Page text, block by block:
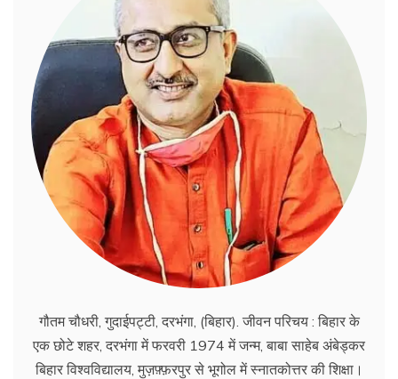
गौतम चौधरी, गुदाईपट्टी, दरभंगा, (बिहार). जीवन परिचय : बिहार के
एक छोटे शहर, दरभंगा में फरवरी 1974 में जन्म, बाबा साहेब अंबेड्कर
बिहार विश्वविद्यालय, मुज़फ़्फ़रपुर से भूगोल में स्नातकोत्तर की शिक्षा।